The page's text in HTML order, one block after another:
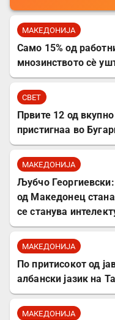
МАКЕДОНИЈА
Само 15% од
мнозинството сè
СВЕТ
Првите 12 од
пристигнаа во
МАКЕДОНИЈА
Љубчо
од Македонец
се станува
МАКЕДОНИЈА
По притисокот од
албански јазик на
МАКЕДОНИЈА